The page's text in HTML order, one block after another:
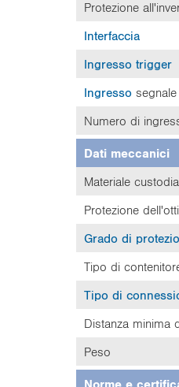
Protezione
Interfaccia
Ingresso trigger
Ingresso segnale
Numero di
Dati meccanici
Materiale custodia
Protezione
Grado di
Tipo di
Tipo di
Distanza minima
Peso
Norme e